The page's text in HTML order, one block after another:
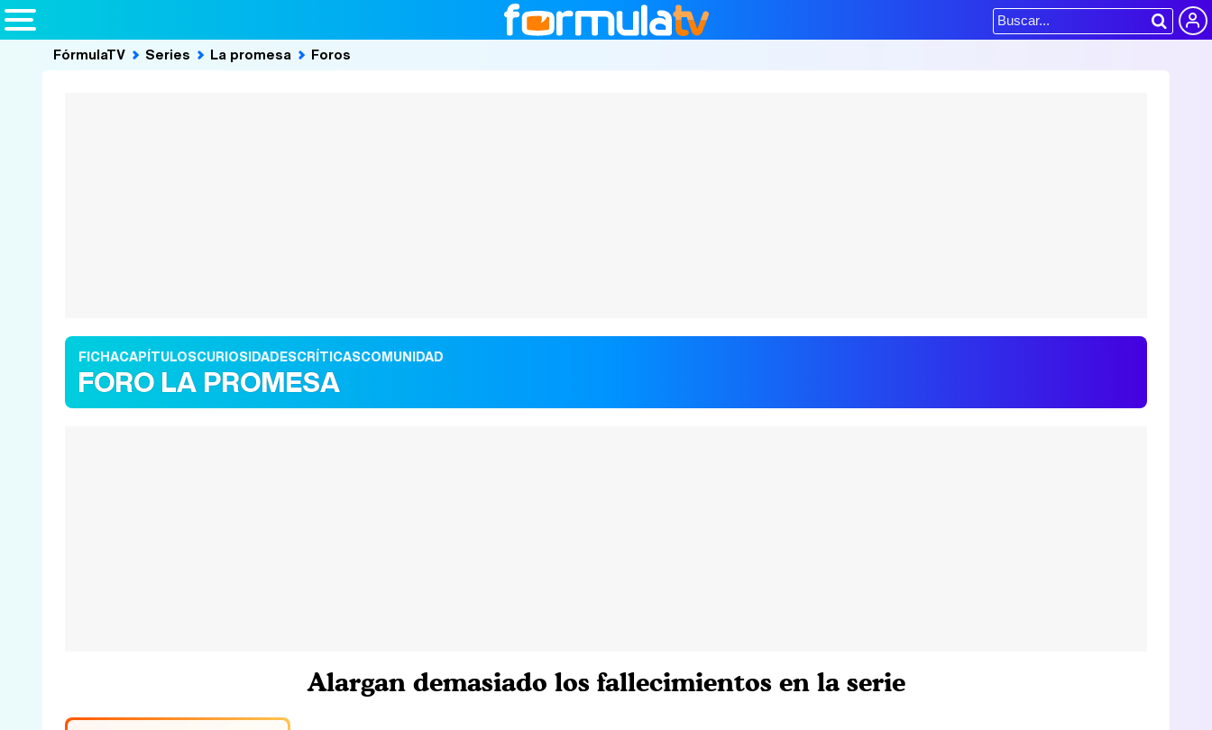
FórmulaTV Series La promesa Foros
FICHACAPÍTULOSCURIOSIDADESCRÍTICASCOMUNIDAD
FORO LA PROMESA
Alargan demasiado los fallecimientos en la serie